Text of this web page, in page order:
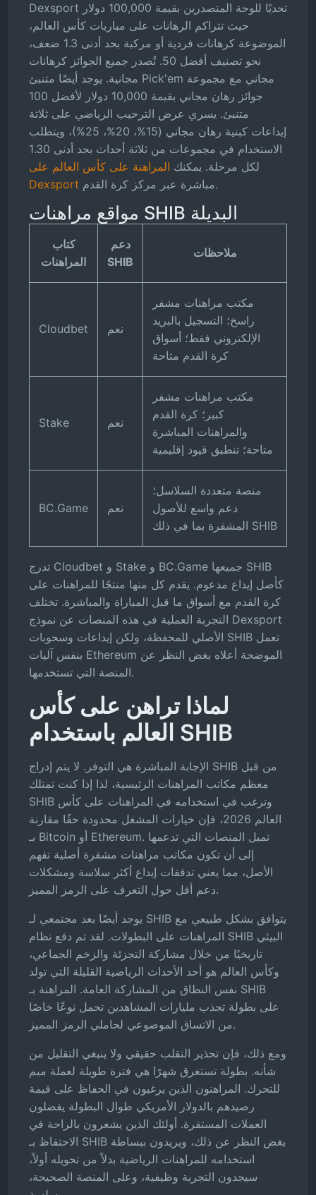
Dexsport تحديًا للوحة المتصدرين بقيمة 100,000 دولار
حيث تتراكم الرهانات على مباريات كأس العالم،
الموضوعة كرهانات فردية أو مركبة بحد أدنى 1.3 ضعف،
نحو تصنيف أفضل 50. تُصدر جميع الجوائز كرهانات
مجانية. يوجد أيضًا متنبئ Pick'em مجاني مع مجموعة
جوائز رهان مجاني بقيمة 10,000 دولار لأفضل 100
متنبئ. يسري عرض الترحيب الرياضي على ثلاثة
إيداعات كبنية رهان مجاني (15%، 20%، 25%)، ويتطلب
الاستخدام في مجموعات من ثلاثة أحداث بحد أدنى 1.30
لكل مرحلة. يمكنك المراهنة على كأس العالم على
Dexsport
مباشرة عبر مركز كرة القدم.
مواقع مراهنات SHIB البديلة
كتاب
المراهنات
دعم
SHIB
ملاحظات
Cloudbet نعم
مكتب مراهنات مشفر
راسخ؛ التسجيل بالبريد
الإلكتروني فقط؛ أسواق
كرة القدم متاحة
Stake نعم
مكتب مراهنات مشفر
كبير؛ كرة القدم
والمراهنات المباشرة
متاحة؛ تنطبق قيود إقليمية
BC.Game نعم
منصة متعددة السلاسل؛
دعم واسع للأصول
المشفرة بما في ذلك SHIB
تدرج Cloudbet و Stake و BC.Game جميعها SHIB
كأصل إيداع مدعوم. يقدم كل منها منتجًا للمراهنات على
كرة القدم مع أسواق ما قبل المباراة والمباشرة. تختلف
التجربة العملية في هذه المنصات عن نموذج Dexsport
الأصلي للمحفظة، ولكن إيداعات وسحوبات SHIB تعمل
بنفس آليات Ethereum الموضحة أعلاه بغض النظر عن
المنصة التي تستخدمها.
لماذا تراهن على كأس
العالم باستخدام SHIB
الإجابة المباشرة هي التوفر. لا يتم إدراج SHIB من قبل
معظم مكاتب المراهنات الرئيسية، لذا إذا كنت تمتلك
SHIB وترغب في استخدامه في المراهنات على كأس
العالم 2026، فإن خيارات المشغل محدودة حقًا مقارنة
بـ Bitcoin أو Ethereum. تميل المنصات التي تدعمها
إلى أن تكون مكاتب مراهنات مشفرة أصلية تفهم
الأصل، مما يعني تدفقات إيداع أكثر سلاسة ومشكلات
دعم أقل حول التعرف على الرمز المميز.
يوجد أيضًا بعد مجتمعي لـ SHIB يتوافق بشكل طبيعي مع
المراهنات على البطولات. لقد تم دفع نظام SHIB البيئي
تاريخيًا من خلال مشاركة التجزئة والزخم الجماعي،
وكأس العالم هو أحد الأحداث الرياضية القليلة التي تولد
نفس النطاق من المشاركة العامة. المراهنة بـ SHIB
على بطولة تجذب مليارات المشاهدين تحمل نوعًا خاصًا
من الاتساق الموضوعي لحاملي الرمز المميز.
ومع ذلك، فإن تحذير التقلب حقيقي ولا ينبغي التقليل من
شأنه. بطولة تستغرق شهرًا هي فترة طويلة لعملة ميم
للتحرك. المراهنون الذين يرغبون في الحفاظ على قيمة
رصيدهم بالدولار الأمريكي طوال البطولة يفضلون
العملات المستقرة. أولئك الذين يشعرون بالراحة في
الاحتفاظ بـ SHIB بغض النظر عن ذلك، ويريدون ببساطة
استخدامه للمراهنات الرياضية بدلاً من تحويله أولاً،
سيجدون التجربة وظيفية، وعلى المنصة الصحيحة،